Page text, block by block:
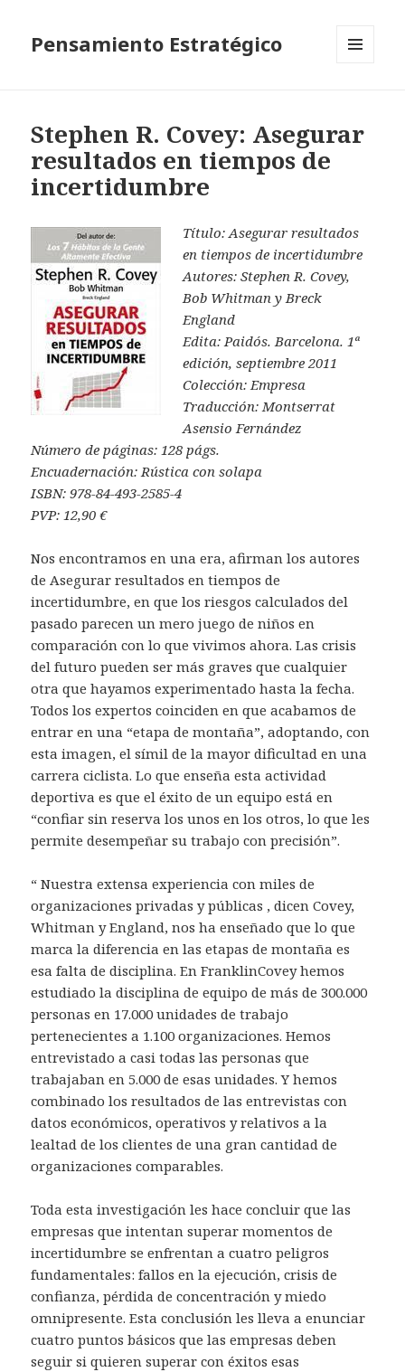
Pensamiento Estratégico
Stephen R. Covey: Asegurar
resultados en tiempos de
incertidumbre
Título: Asegurar resultados
en tiempos de incertidumbre
Autores: Stephen R. Covey,
Bob Whitman y Breck
England
Edita: Paidós. Barcelona. 1ª
edición, septiembre 2011
Colección: Empresa
Traducción: Montserrat
Asensio Fernández
Número de páginas: 128 págs.
Encuadernación: Rústica con solapa
ISBN: 978-84-493-2585-4
PVP: 12,90 €
Nos encontramos en una era, afirman los autores
de Asegurar resultados en tiempos de
incertidumbre, en que los riesgos calculados del
pasado parecen un mero juego de niños en
comparación con lo que vivimos ahora. Las crisis
del futuro pueden ser más graves que cualquier
otra que hayamos experimentado hasta la fecha.
Todos los expertos coinciden en que acabamos de
entrar en una “etapa de montaña”, adoptando, con
esta imagen, el símil de la mayor dificultad en una
carrera ciclista. Lo que enseña esta actividad
deportiva es que el éxito de un equipo está en
“confiar sin reserva los unos en los otros, lo que les
permite desempeñar su trabajo con precisión”.
“ Nuestra extensa experiencia con miles de
organizaciones privadas y públicas , dicen Covey,
Whitman y England, nos ha enseñado que lo que
marca la diferencia en las etapas de montaña es
esa falta de disciplina. En FranklinCovey hemos
estudiado la disciplina de equipo de más de 300.000
personas en 17.000 unidades de trabajo
pertenecientes a 1.100 organizaciones. Hemos
entrevistado a casi todas las personas que
trabajaban en 5.000 de esas unidades. Y hemos
combinado los resultados de las entrevistas con
datos económicos, operativos y relativos a la
lealtad de los clientes de una gran cantidad de
organizaciones comparables.
Toda esta investigación les hace concluir que las
empresas que intentan superar momentos de
incertidumbre se enfrentan a cuatro peligros
fundamentales: fallos en la ejecución, crisis de
confianza, pérdida de concentración y miedo
omnipresente. Esta conclusión les lleva a enunciar
cuatro puntos básicos que las empresas deben
seguir si quieren superar con éxitos esas